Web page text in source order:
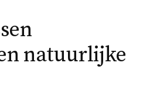
natuurlijke